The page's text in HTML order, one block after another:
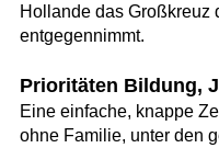
Hollande das Großkreuz
entgegennimmt.
Prioritäten Bildung,
Eine einfache, knappe
ohne Familie, unter den